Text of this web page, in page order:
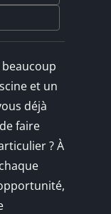
et un
déjà
faire
? À